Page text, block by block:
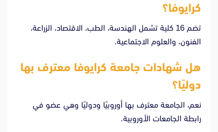
كرايوفا؟
تضم 16 كلية تشمل الهندسة، الطب، الاقتصاد، الزراعة،
الفنون، والعلوم الاجتماعية.
هل شهادات جامعة كرايوفا معترف بها
دوليًا؟
نعم، الجامعة معترف بها أوروبيًا ودوليًا وهي عضو في
رابطة الجامعات الأوروبية.